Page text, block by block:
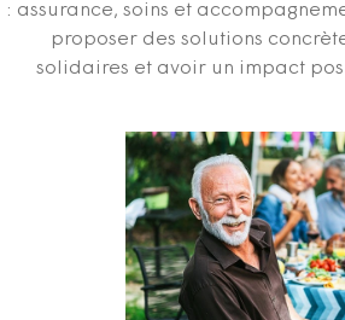
: assurance, soins et
proposer des solutions
solidaires et avoir un impact